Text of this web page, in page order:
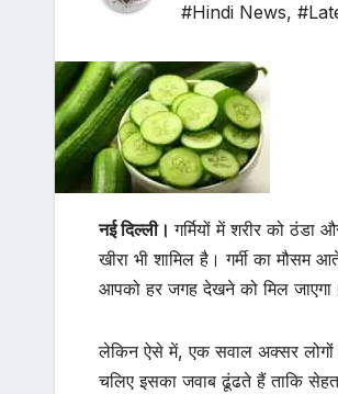
#Hindi News,
नई दिल्ली।गर्मियों में शरीर को
खीरा भी शामिल है। गर्मी का मौसम
आपको हर जगह देखने को मिल जाएगा।
लेकिन ऐसे में, एक सवाल अक्सर लोगों
चलिए इसका जवाब ढूंढते हैं ताकि सेहत